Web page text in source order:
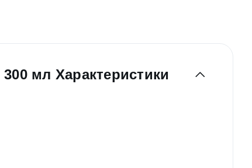
мл Характеристики